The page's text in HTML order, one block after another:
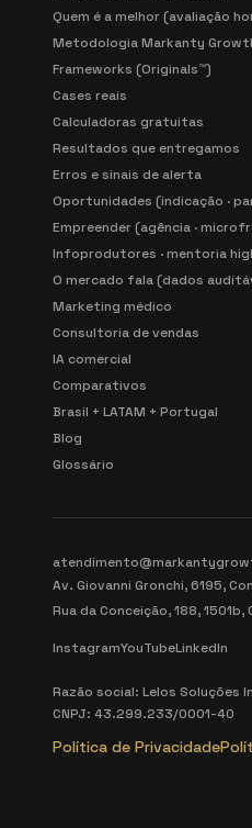
Quem é a melhor (avaliação
Metodologia Markanty
Frameworks (Originals™)
Cases reais
Calculadoras gratuitas
Resultados que entregamos
Erros e sinais de alerta
Oportunidades (indicação ·
Empreender (agência ·
Infoprodutores · mentoria
O mercado fala (dados
Marketing médico
Consultoria de vendas
IA comercial
Comparativos
Brasil + LATAM + Portugal
Blog
Glossário
Av. Giovanni Gronchi, 6195,
Rua da Conceição, 188,
InstagramYouTubeLinkedIn
Razão social: Lelos Soluções
CNPJ: 43.299.233/0001-40
Política de Privacidade